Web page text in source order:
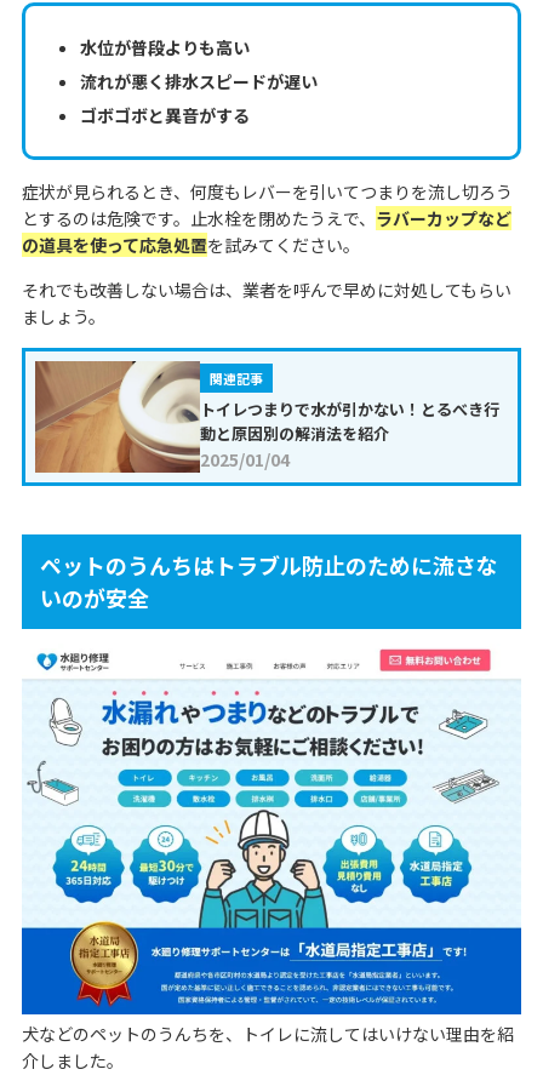
水位が普段よりも高い
流れが悪く排水スピードが遅い
ゴボゴボと異音がする
症状が見られるとき、何度もレバーを引いてつまりを流し切ろう
とするのは危険です。止水栓を閉めたうえで、 ラバーカップなど
の道具を使って応急処置を試みてください。
それでも改善しない場合は、業者を呼んで早めに対処してもらい
ましょう。
関連記事
トイレつまりで水が引かない！とるべき行
動と原因別の解消法を紹介
2025/01/04
ペットのうんちはトラブル防止のために流さな
いのが安全
犬などのペットのうんちを、トイレに流してはいけない理由を紹
介しました。